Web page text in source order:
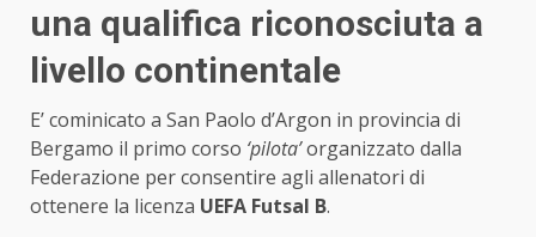
una qualifica riconosciuta a
livello continentale
E’ cominicato a San Paolo d’Argon in provincia di
Bergamo il primo corso ‘pilota’organizzato dalla
Federazione per consentire agli allenatori di
ottenere la licenza UEFA Futsal B.